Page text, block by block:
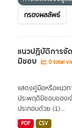
กรองผลลัพธ์
แนวปฏิบัติการจั
มิชอบ 0 total
แสดงคู่มือหรือแนวท
ประพฤติมิชอบของ
ประกอบด้วย (1)...
PDF CSV